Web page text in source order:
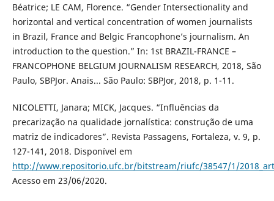
Béatrice; LE CAM, Florence. “Gender Intersectionality and
horizontal and vertical concentration of women journalists
in Brazil, France and Belgic Francophone’s journalism. An
introduction to the question.” In: 1st BRAZIL-FRANCE –
FRANCOPHONE BELGIUM JOURNALISM RESEARCH, 2018, São
Paulo, SBPJor. Anais... São Paulo: SBPJor, 2018, p. 1-11.
NICOLETTI, Janara; MICK, Jacques. “Influências da
precarização na qualidade jornalística: construção de uma
matriz de indicadores”. Revista Passagens, Fortaleza, v. 9, p.
127-141, 2018. Disponível em
http://www.repositorio.ufc.br/bitstream/riufc/38547/1/
Acesso em 23/06/2020.